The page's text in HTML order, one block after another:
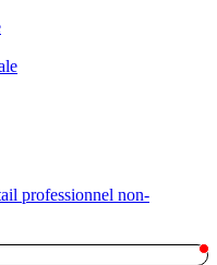
professionnel non-